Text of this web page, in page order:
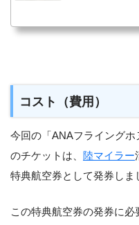
コスト（費用）
今回の「ANAフライング
のチケットは、 陸マイラー
特典航空券として発券しま
この特典航空券の発券に